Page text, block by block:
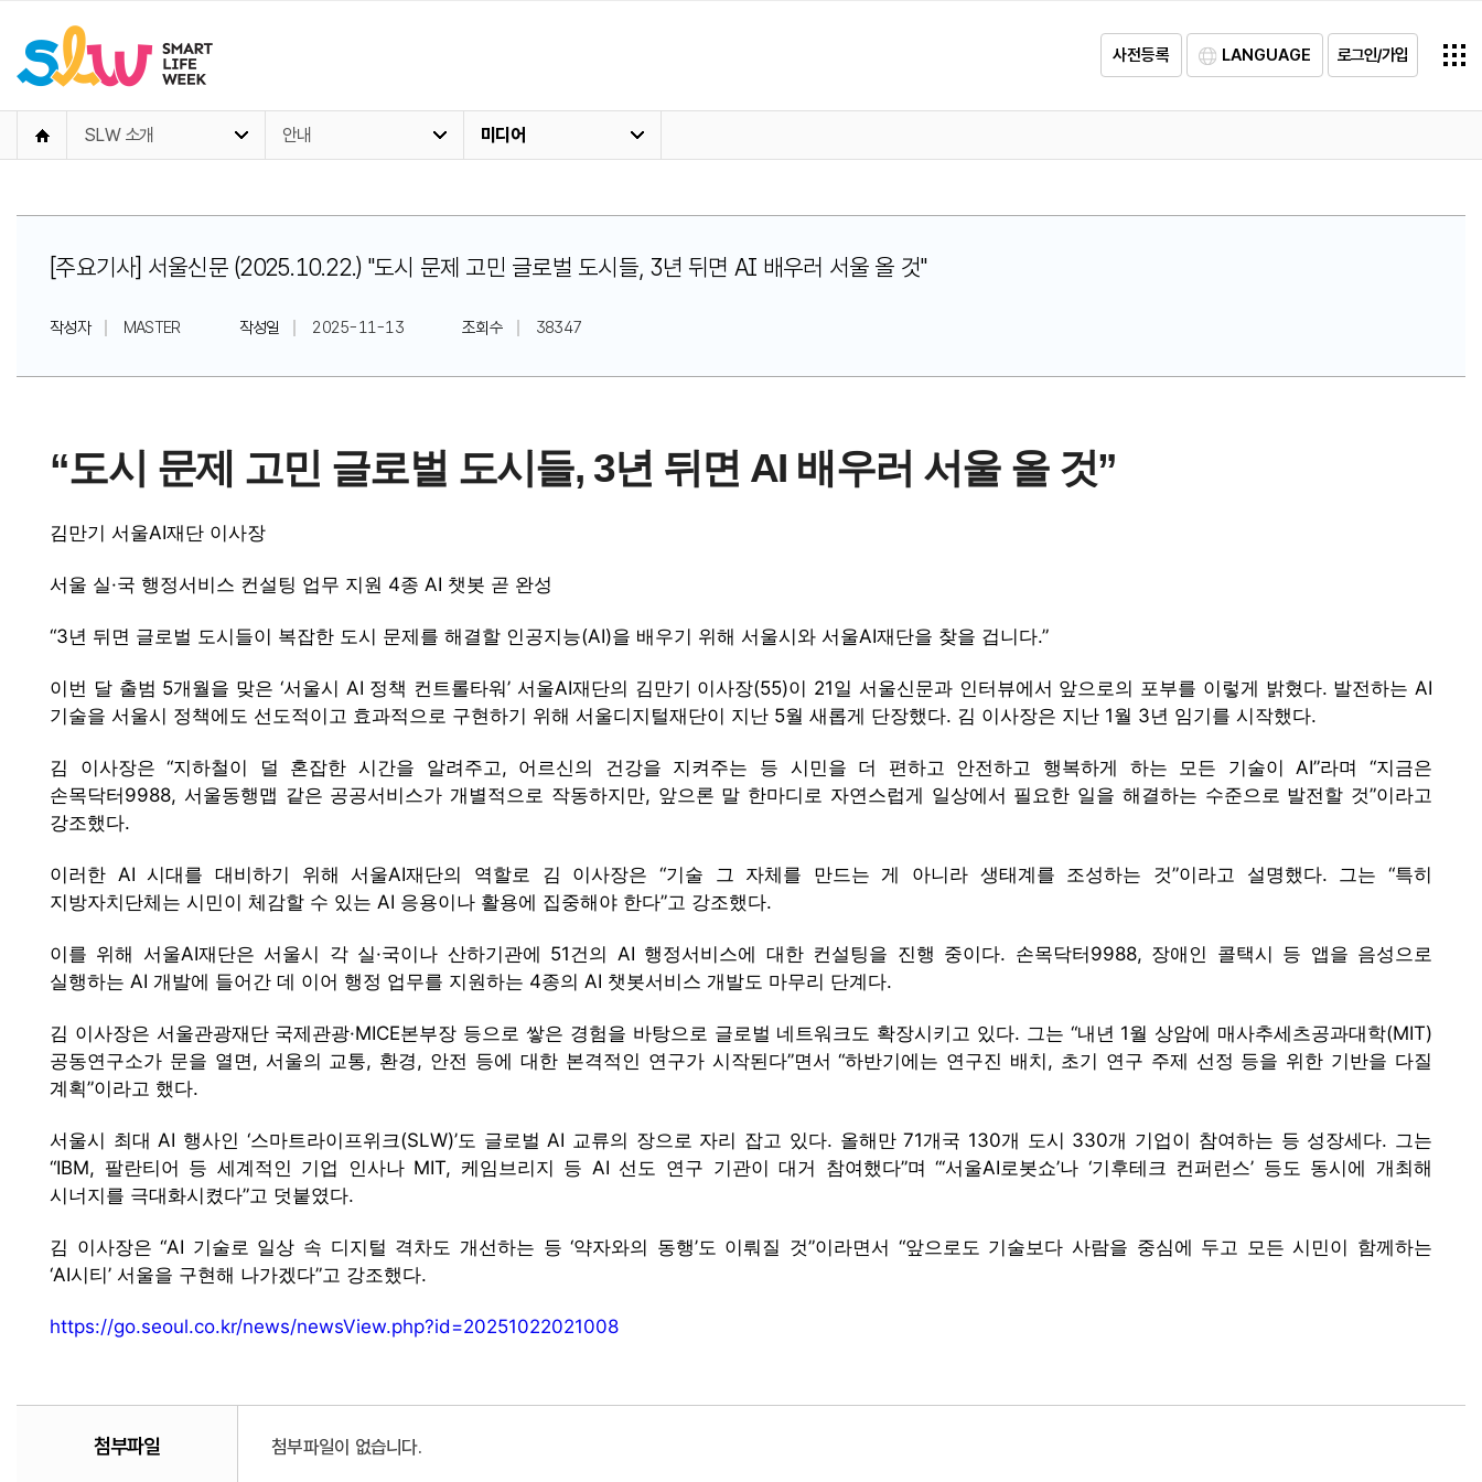
사전등록 LANGUAGE 로그인/가입
SLW 소개 안내 미디어
[주요기사] 서울신문 (2025.10.22.) "도시 문제 고민 글로벌 도시들, 3년 뒤면 AI 배우러 서울 올 것"
작성자 MASTER 작성일 2025-11-13 조회수 38347
“도시 문제 고민 글로벌 도시들, 3년 뒤면 AI 배우러 서울 올 것”
김만기 서울AI재단 이사장
서울 실·국 행정서비스 컨설팅 업무 지원 4종 AI 챗봇 곧 완성
“3년 뒤면 글로벌 도시들이 복잡한 도시 문제를 해결할 인공지능(AI)을 배우기 위해 서울시와 서울AI재단을 찾을 겁니다.”
이번 달 출범 5개월을 맞은 ‘서울시 AI 정책 컨트롤타워’ 서울AI재단의 김만기 이사장(55)이 21일 서울신문과 인터뷰에서 앞으로의 포부를 이렇게 밝혔다. 발전하는 AI
기술을 서울시 정책에도 선도적이고 효과적으로 구현하기 위해 서울디지털재단이 지난 5월 새롭게 단장했다. 김 이사장은 지난 1월 3년 임기를 시작했다.
김 이사장은 “지하철이 덜 혼잡한 시간을 알려주고, 어르신의 건강을 지켜주는 등 시민을 더 편하고 안전하고 행복하게 하는 모든 기술이 AI”라며 “지금은
손목닥터9988, 서울동행맵 같은 공공서비스가 개별적으로 작동하지만, 앞으론 말 한마디로 자연스럽게 일상에서 필요한 일을 해결하는 수준으로 발전할 것”이라고
강조했다.
이러한 AI 시대를 대비하기 위해 서울AI재단의 역할로 김 이사장은 “기술 그 자체를 만드는 게 아니라 생태계를 조성하는 것”이라고 설명했다. 그는 “특히
지방자치단체는 시민이 체감할 수 있는 AI 응용이나 활용에 집중해야 한다”고 강조했다.
이를 위해 서울AI재단은 서울시 각 실·국이나 산하기관에 51건의 AI 행정서비스에 대한 컨설팅을 진행 중이다. 손목닥터9988, 장애인 콜택시 등 앱을 음성으로
실행하는 AI 개발에 들어간 데 이어 행정 업무를 지원하는 4종의 AI 챗봇서비스 개발도 마무리 단계다.
김 이사장은 서울관광재단 국제관광·MICE본부장 등으로 쌓은 경험을 바탕으로 글로벌 네트워크도 확장시키고 있다. 그는 “내년 1월 상암에 매사추세츠공과대학(MIT)
공동연구소가 문을 열면, 서울의 교통, 환경, 안전 등에 대한 본격적인 연구가 시작된다”면서 “하반기에는 연구진 배치, 초기 연구 주제 선정 등을 위한 기반을 다질
계획”이라고 했다.
서울시 최대 AI 행사인 ‘스마트라이프위크(SLW)’도 글로벌 AI 교류의 장으로 자리 잡고 있다. 올해만 71개국 130개 도시 330개 기업이 참여하는 등 성장세다. 그는
“IBM, 팔란티어 등 세계적인 기업 인사나 MIT, 케임브리지 등 AI 선도 연구 기관이 대거 참여했다”며 “‘서울AI로봇쇼’나 ‘기후테크 컨퍼런스’ 등도 동시에 개최해
시너지를 극대화시켰다”고 덧붙였다.
김 이사장은 “AI 기술로 일상 속 디지털 격차도 개선하는 등 ‘약자와의 동행’도 이뤄질 것”이라면서 “앞으로도 기술보다 사람을 중심에 두고 모든 시민이 함께하는
‘AI시티’ 서울을 구현해 나가겠다”고 강조했다.
https://go.seoul.co.kr/news/newsView.php?id=20251022021008
첨부파일 첨부파일이 없습니다.